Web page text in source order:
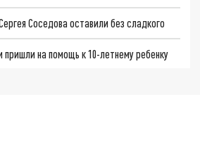
Соседова оставили без сладкого
пришли на помощь к 10-летнему ребенку